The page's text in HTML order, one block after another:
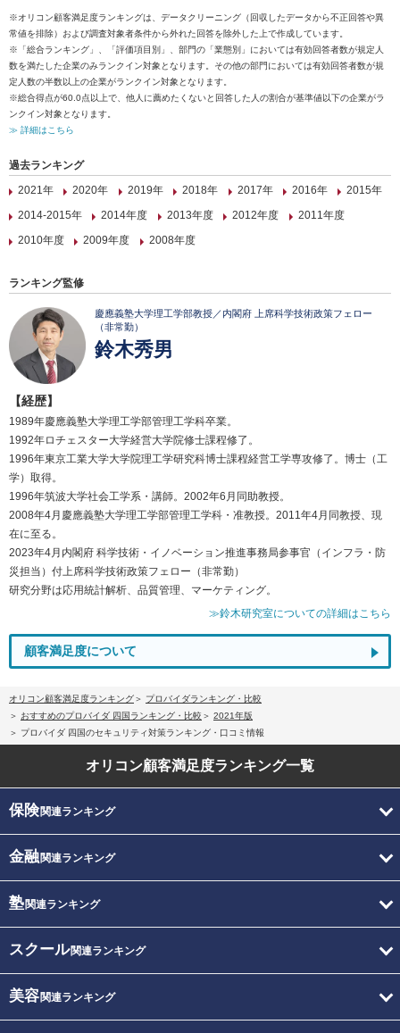
※オリコン顧客満足度ランキングは、データクリーニング（回収したデータから不正回答や異
常値を排除）および調査対象者条件から外れた回答を除外した上で作成しています。
※「総合ランキング」、「評価項目別」、部門の「業態別」においては有効回答者数が規定人
数を満たした企業のみランクイン対象となります。その他の部門においては有効回答者数が規
定人数の半数以上の企業がランクイン対象となります。
※総合得点が60.0点以上で、他人に薦めたくないと回答した人の割合が基準値以下の企業がラ
ンクイン対象となります。
≫ 詳細はこちら
過去ランキング
2021年
2020年 2019年 2018年 2017年 2016年
2015年
2014-2015年
2014年度 2013年度 2012年度
2011年度
2010年度
2009年度 2008年度
ランキング監修
慶應義塾大学理工学部教授／内閣府 上席科学技術政策フェロー
（非常勤）
鈴木秀男
【経歴】
1989年慶應義塾大学理工学部管理工学科卒業。
1992年ロチェスター大学経営大学院修士課程修了。
1996年東京工業大学大学院理工学研究科博士課程経営工学専攻修了。博士（工
学）取得。
1996年筑波大学社会工学系・講師。2002年6月同助教授。
2008年4月慶應義塾大学理工学部管理工学科・准教授。2011年4月同教授、現
在に至る。
2023年4月内閣府 科学技術・イノベーション推進事務局参事官（インフラ・防
災担当）付上席科学技術政策フェロー（非常勤）
研究分野は応用統計解析、品質管理、マーケティング。
≫鈴木研究室についての詳細はこちら
顧客満足度について
オリコン顧客満足度ランキング
プロバイダランキング・比較
おすすめのプロバイダ 四国ランキング・比較
2021年版
プロバイダ 四国のセキュリティ対策ランキング・口コミ情報
オリコン顧客満足度ランキング一覧
保険関連ランキング
金融関連ランキング
塾関連ランキング
スクール関連ランキング
美容関連ランキング